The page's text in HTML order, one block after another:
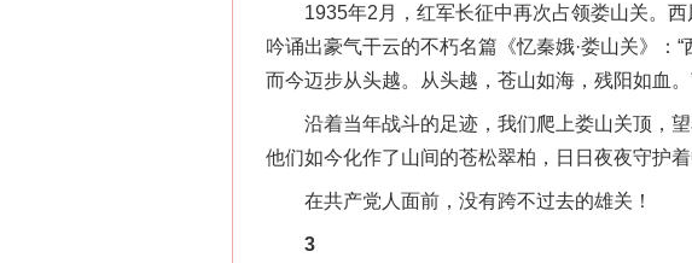
1935年2月，红军长征中再次占领娄山关。西
吟诵出豪气干云的不朽名篇《忆秦娥·娄山关》：
而今迈步从头越。从头越，苍山如海，残阳如血。
沿着当年战斗的足迹，我们爬上娄山关顶，望
他们如今化作了山间的苍松翠柏，日日夜夜守护着
在共产党人面前，没有跨不过去的雄关！
3